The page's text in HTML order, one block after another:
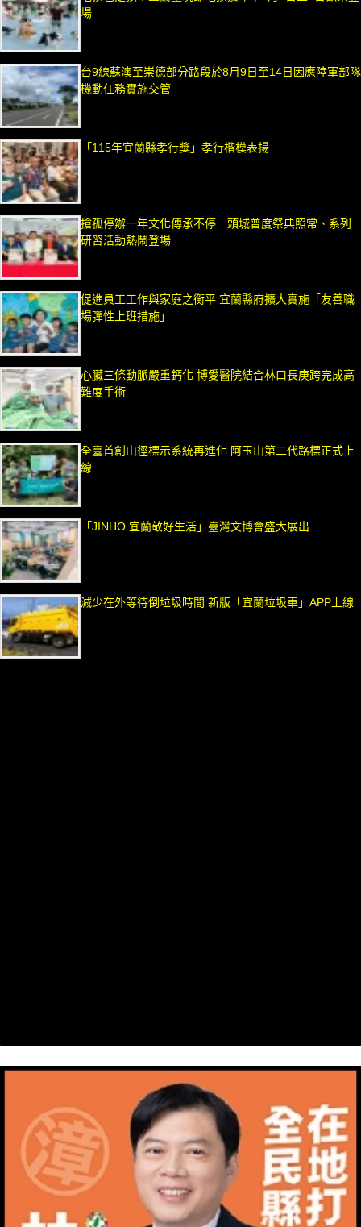
場
台9線蘇澳至崇德部分路段於8月9日至14日因應陸軍部隊
機動任務實施交管
「115年宜蘭縣孝行獎」孝行楷模表揚
搶孤停辦一年文化傳承不停 頭城普度祭典照常、系列
研習活動熱鬧登場
促進員工工作與家庭之衡平 宜蘭縣府擴大實施「友善職
場彈性上班措施」
心臟三條動脈嚴重鈣化 博愛醫院結合林口長庚跨完成高
難度手術
全臺首創山徑標示系統再進化 阿玉山第二代路標正式上
線
「JINHO 宜蘭敬好生活」臺灣文博會盛大展出
減少在外等待倒垃圾時間 新版「宜蘭垃圾車」APP上線